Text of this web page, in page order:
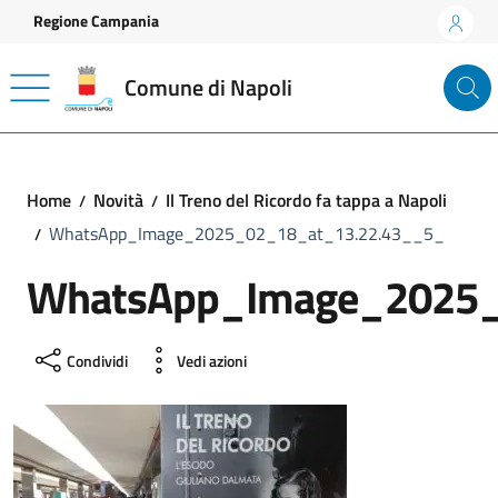
Vai ai contenuti
Vai al footer
Regione Campania
Comune di Napoli
Home Novità
Il Treno del Ricordo fa tappa a Napoli
WhatsApp_Image_2025_02_18_at_13.22.43__5_
Condividi Vedi azioni